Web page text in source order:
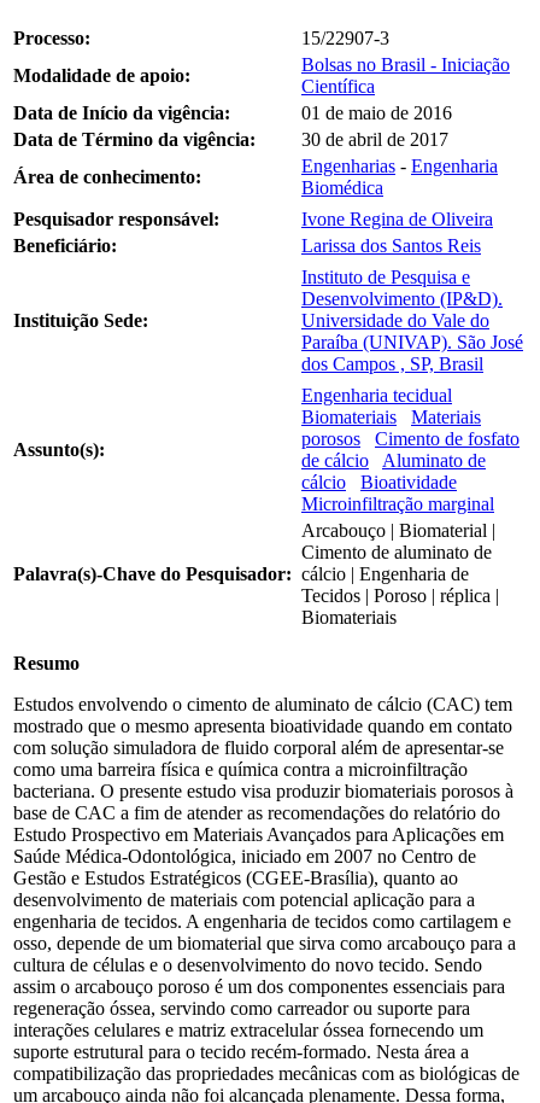
Processo:
15/22907-3
Modalidade de apoio:
Bolsas no Brasil - Iniciação
Científica
Data de Início da vigência:
01 de maio de 2016
Data de Término da vigência:
30 de abril de 2017
Área de conhecimento:
Engenharias - Engenharia
Biomédica
Pesquisador responsável:
Ivone Regina de Oliveira
Beneficiário:
Larissa dos Santos Reis
Instituição Sede:
Instituto de Pesquisa e
Desenvolvimento (IP&D).
Universidade do Vale do
Paraíba (UNIVAP). São José
dos Campos , SP, Brasil
Assunto(s):
Engenharia tecidual
Biomateriais
Materiais
porosos
Cimento de fosfato
de cálcio
Aluminato de
cálcio
Bioatividade
Microinfiltração marginal
Palavra(s)-Chave do Pesquisador:
Arcabouço | Biomaterial |
Cimento de aluminato de
cálcio | Engenharia de
Tecidos | Poroso | réplica |
Biomateriais
Resumo
Estudos envolvendo o cimento de aluminato de cálcio (CAC) tem
mostrado que o mesmo apresenta bioatividade quando em contato
com solução simuladora de fluido corporal além de apresentar-se
como uma barreira física e química contra a microinfiltração
bacteriana. O presente estudo visa produzir biomateriais porosos à
base de CAC a fim de atender as recomendações do relatório do
Estudo Prospectivo em Materiais Avançados para Aplicações em
Saúde Médica-Odontológica, iniciado em 2007 no Centro de
Gestão e Estudos Estratégicos (CGEE-Brasília), quanto ao
desenvolvimento de materiais com potencial aplicação para a
engenharia de tecidos. A engenharia de tecidos como cartilagem e
osso, depende de um biomaterial que sirva como arcabouço para a
cultura de células e o desenvolvimento do novo tecido. Sendo
assim o arcabouço poroso é um dos componentes essenciais para
regeneração óssea, servindo como carreador ou suporte para
interações celulares e matriz extracelular óssea fornecendo um
suporte estrutural para o tecido recém-formado. Nesta área a
compatibilização das propriedades mecânicas com as biológicas de
um arcabouço ainda não foi alcançada plenamente. Dessa forma,